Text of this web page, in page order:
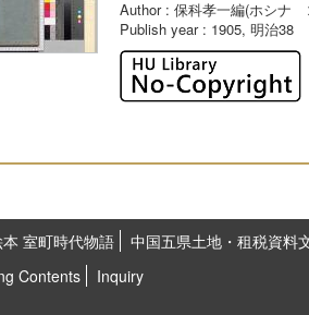
Author: 保科孝一編(ホシナ
Publish year: 1905, 明治38
室町時代物語
中国五県土地・租税資料
Contents
Inquiry